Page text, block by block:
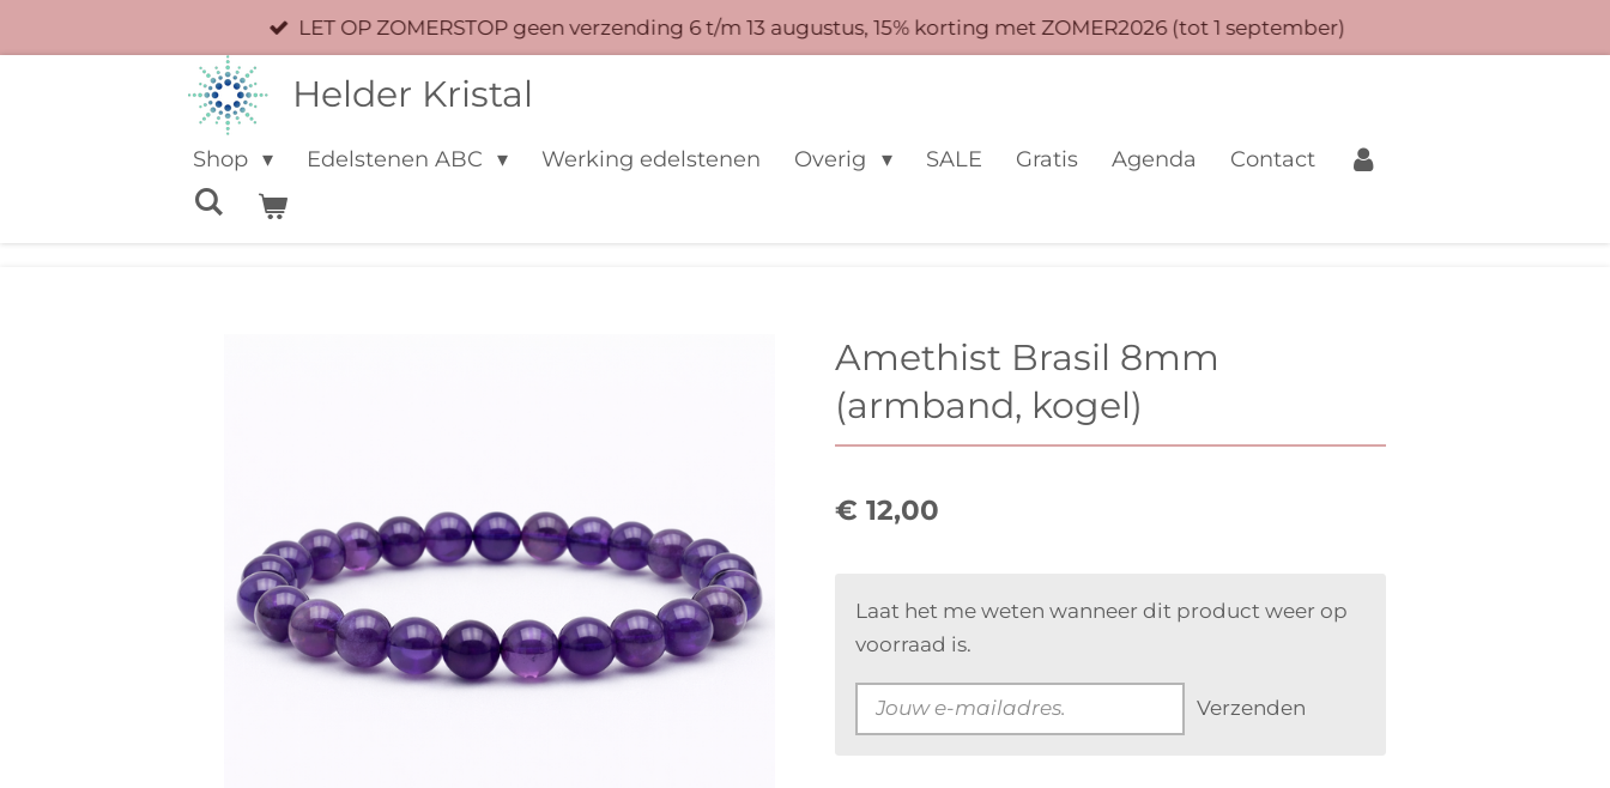
direct
LET OP ZOMERSTOP geen verzending 6 t/m 13 augustus, 15% korting met ZOMER2026 (tot 1 september)
Helder Kristal
Shop Edelstenen ABC Werking edelstenen Overig SALE Gratis Agenda Contact
Amethist Brasil 8mm
(armband, kogel)
€ 12,00
Laat het me weten wanneer dit product weer op
voorraad is.
Verzenden